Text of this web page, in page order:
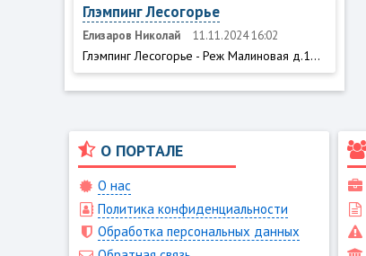
Глэмпинг Лесогорье
Елизаров Николай 11.11.2024 16:02
Глэмпинг Лесогорье - Реж Малиновая д.1...
О ПОРТАЛЕ
О нас
Политика конфиденциальности
Обработка персональных данных